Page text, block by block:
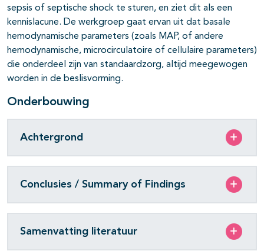
sepsis of septische shock te sturen, en ziet dit als een
kennislacune. De werkgroep gaat ervan uit dat basale
hemodynamische parameters (zoals MAP, of andere
hemodynamische, microcirculatoire of cellulaire parameters)
die onderdeel zijn van standaardzorg, altijd meegewogen
worden in de beslisvorming.
Onderbouwing
Achtergrond
Conclusies / Summary of Findings
Samenvatting literatuur